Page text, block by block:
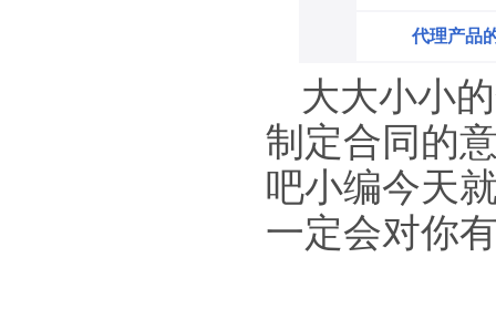
代理产品
大大小小
制定合同的
吧小编今天
一定会对你